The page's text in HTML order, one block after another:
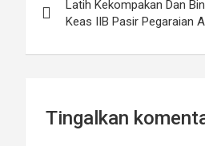
navigation
Latih Kekompakan Dan
Keas IIB Pasir Pegaraian
Tingalkan